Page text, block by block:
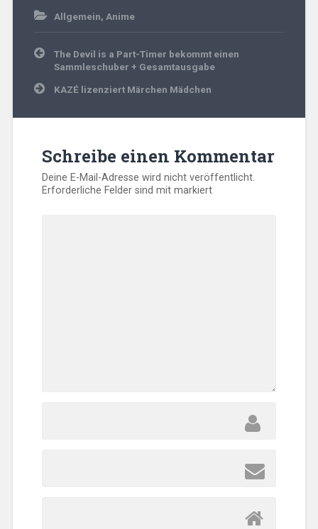
Allgemein, Anime
Beitragsnavigation
The Devil is a Part-Timer bekommt einen
Sammleschuber + Gesamtausgabe
KAZÉ lizenziert Märchen Mädchen
Schreibe einen Kommentar
Deine E-Mail-Adresse wird nicht veröffentlicht.
Erforderliche Felder sind mitmarkiert